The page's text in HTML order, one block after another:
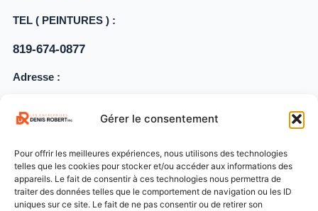
Gérer le consentement
Pour offrir les meilleures expériences, nous utilisons des technologies
telles que les cookies pour stocker et/ou accéder aux informations des
appareils. Le fait de consentir à ces technologies nous permettra de
traiter des données telles que le comportement de navigation ou les ID
uniques sur ce site. Le fait de ne pas consentir ou de retirer son
TEL ( PEINTURES ) :
819-674-0877
Adresse :
Politique de Confidentialité
Politique de Cookies